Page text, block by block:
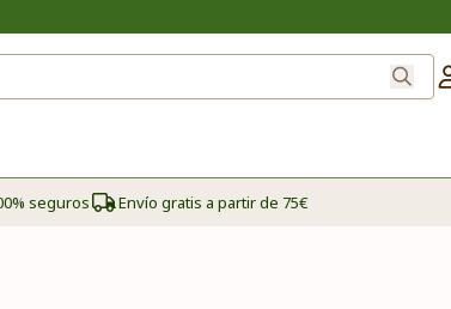
seguros Envío gratis a partir de 75€